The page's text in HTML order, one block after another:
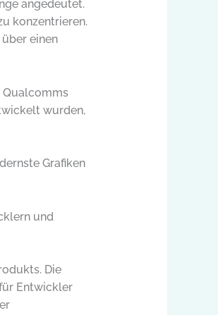
angedeutet.
konzentrieren.
einen
Qualcomms
wurden,
Grafiken
und
Die
Entwickler